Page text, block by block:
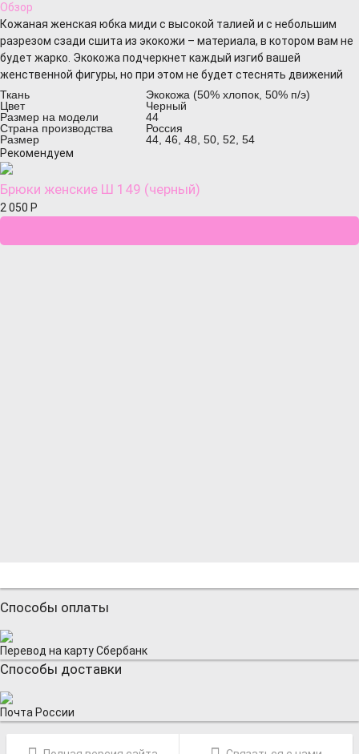
Обзор
Кожаная женская юбка миди с высокой талией и с небольшим
разрезом сзади сшита из экокожи – материала, в котором вам не
будет жарко. Экокожа подчеркнет каждый изгиб вашей
женственной фигуры, но при этом не будет стеснять движений
Ткань
Экокожа (50% хлопок, 50% п/э)
Цвет
Черный
Размер на модели
44
Страна производства
Россия
Размер
44, 46, 48, 50, 52, 54
Рекомендуем
Брюки женские Ш 149 (черный)
2 050 Р
Способы оплаты
Перевод на карту Сбербанк
Способы доставки
Почта России